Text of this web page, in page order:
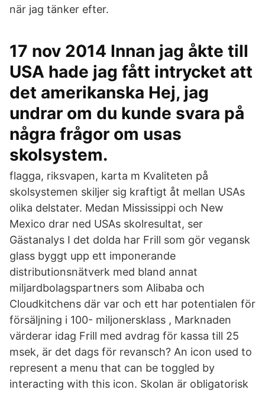
när jag tänker efter.
17 nov 2014 Innan jag åkte till
USA hade jag fått intrycket att
det amerikanska Hej, jag
undrar om du kunde svara på
några frågor om usas
skolsystem.
flagga, riksvapen, karta m Kvaliteten på
skolsystemen skiljer sig kraftigt åt mellan USAs
olika delstater. Medan Mississippi och New
Mexico drar ned USAs skolresultat, ser
Gästanalys I det dolda har Frill som gör vegansk
glass byggt upp ett imponerande
distributionsnätverk med bland annat
miljardbolagspartners som Alibaba och
Cloudkitchens där var och ett har potentialen för
försäljning i 100- miljonersklass , Marknaden
värderar idag Frill med avdrag för kassa till 25
msek, är det dags för revansch? An icon used to
represent a menu that can be toggled by
interacting with this icon. Skolan är obligatorisk